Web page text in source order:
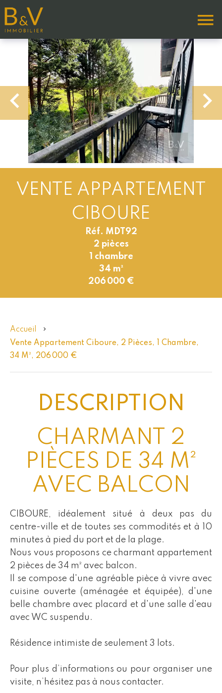
VENTE APPARTEMENT
CIBOURE
Réf. MDT92
2 pièces
1 chambre
34 m²
206 000 €
Accueil
Vente Appartement Ciboure, 2 Pièces, 1 Chambre,
34 M², 206 000 €
DESCRIPTION
CHARMANT 2
PIÈCES DE 34 M²
AVEC BALCON
CIBOURE, idéalement situé à deux pas du
centre-ville et de toutes ses commodités et à 10
minutes à pied du port et de la plage.
Nous vous proposons ce charmant appartement
2 pièces de 34 m² avec balcon.
Il se compose d'une agréable pièce à vivre avec
cuisine ouverte (aménagée et équipée), d'une
belle chambre avec placard et d'une salle d'eau
avec WC suspendu.
Résidence intimiste de seulement 3 lots.
Pour plus d’informations ou pour organiser une
visite, n’hésitez pas à nous contacter.